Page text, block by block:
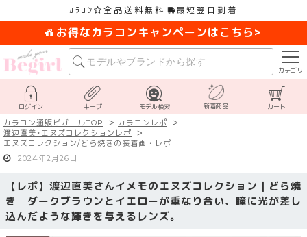
ｶﾗｺﾝ 全品送料無料 最短翌日到着
お得なカラコンキャンペーンはこちら>
カテゴリ
ログイン キープ モデル検索 新着商品 カート
カラコン通販ビガールTOP
カラコンレポ
渡辺直美×エヌズコレクションレポ
エヌズコレクション/どら焼きの装着画・レポ
2024年2月26日
【レポ】渡辺直美さんイメモのエヌズコレクション｜どら焼
き ダークブラウンとイエローが重なり合い、瞳に光が差し
込んだような輝きを与えるレンズ。